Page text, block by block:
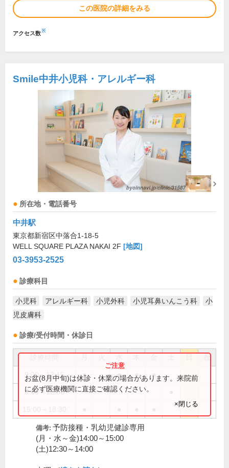
この医院の詳細をみる
アクセス数※
Smile中井小児科・アレルギー科
所在地・電話番号
中井駅
東京都新宿区中落合1-18-5
WELL SQUARE PLAZA NAKAI 2F [地図]
03-3953-2525
診療科目
小児科 アレルギー科 小児外科 小児耳鼻いんこう科
小
児皮膚科
診療/受付時間・休診日
祝
9:00～12:15 ● ● ● ●
9:00～12:30
お盆(8月中旬)は休診・休業の場合があります。来院前
に必ず医療機関に直接ご確認ください。
×閉じる
備考: 予防接種・乳幼児健診専用
(月・水～金)14:00～15:00
(土)12:30～14:00